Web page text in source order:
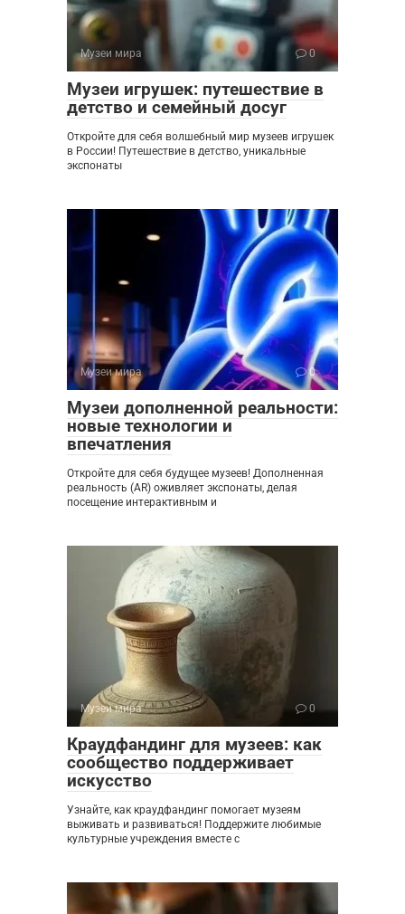
Музеи мира 0
Музеи игрушек: путешествие в
детство и семейный досуг
Откройте для себя волшебный мир музеев игрушек
в России! Путешествие в детство, уникальные
экспонаты
Музеи мира 0
Музеи дополненной реальности:
новые технологии и
впечатления
Откройте для себя будущее музеев! Дополненная
реальность (AR) оживляет экспонаты, делая
посещение интерактивным и
Музеи мира 0
Краудфандинг для музеев: как
сообщество поддерживает
искусство
Узнайте, как краудфандинг помогает музеям
выживать и развиваться! Поддержите любимые
культурные учреждения вместе с